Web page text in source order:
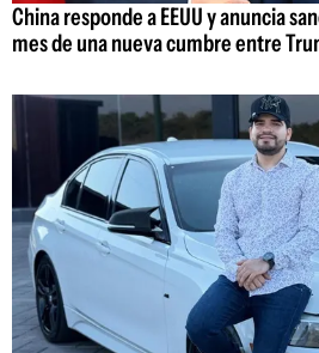
China responde a EEUU y anuncia
mes de una nueva cumbre entre